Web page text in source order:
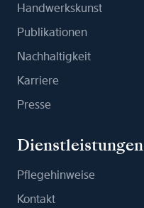
Handwerkskunst
Publikationen
Nachhaltigkeit
Karriere
Presse
Dienstleistungen
Pflegehinweise
Kontakt